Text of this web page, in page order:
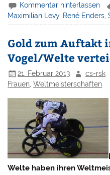
Kommentar hinterlassen
Maximilian Levy, René Enders,
Gold zum Auftakt
Vogel/Welte
21. Februar 2013 cs-rsk
Frauen ,Weltmeisterschaften
Welte haben ihren